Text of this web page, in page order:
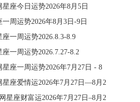
座今日运势2026年8月5日
周运势2026年8月3日-9日
一周运势2026.8.3-8.9
一周运势2026.7.27-8.2
座一周运势2026年7月27日 - 8
星座爱情运2026年7月27日—8月2
星座财富运2026年7月27日–8月2